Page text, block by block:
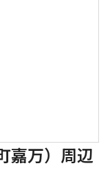
嘉万）周辺